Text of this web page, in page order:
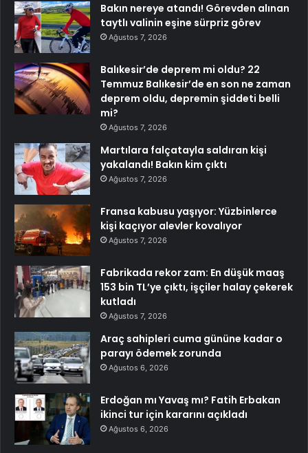
Bakın nereye atandı! Görevden alınan
taytlı valinin eşine sürpriz görev
Ağustos 7, 2026
Balıkesir’de deprem mi oldu? 22
Temmuz Balıkesir’de en son ne zaman
deprem oldu, depremin şiddeti belli
mi?
Ağustos 7, 2026
Martılara falçatayla saldıran kişi
yakalandı! Bakın kim çıktı
Ağustos 7, 2026
Fransa kabusu yaşıyor: Yüzbinlerce
kişi kaçıyor alevler kovalıyor
Ağustos 7, 2026
Fabrikada rekor zam: En düşük maaş
153 bin TL’ye çıktı, işçiler halay çekerek
kutladı
Ağustos 7, 2026
Araç sahipleri cuma gününe kadar o
parayı ödemek zorunda
Ağustos 6, 2026
Erdoğan mı Yavaş mı? Fatih Erbakan
ikinci tur için kararını açıkladı
Ağustos 6, 2026